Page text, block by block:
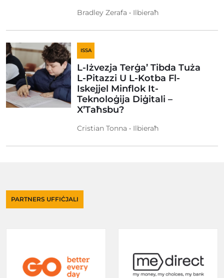
Bradley Zerafa • Ilbieraħ
ISSA
L-Iżvezja Terġa’ Tibda Tuża
L-Pitazzi U L-Kotba Fl-
Iskejjel Minflok It-
Teknoloġija Diġitali –
X’Taħsbu?
Cristian Tonna • Ilbieraħ
PARTNERS UFFIĊJALI